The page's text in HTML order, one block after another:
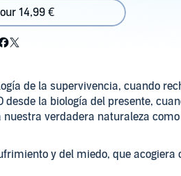
14,99 €
de la supervivencia, cuando
la biología del presente,
verdadera naturaleza
y del miedo, que
las más complicadas?